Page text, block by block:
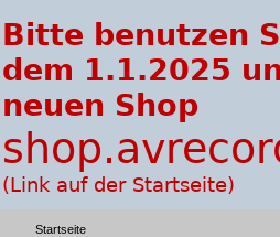
Startseite